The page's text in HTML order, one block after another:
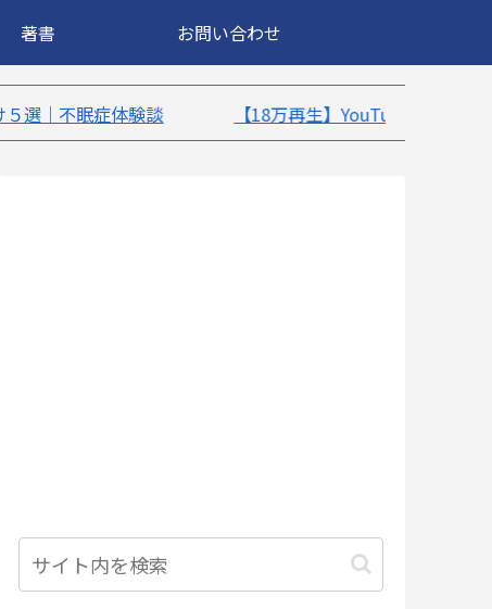
著書 お問い合わせ
【18万再生】YouTube：うつ病が治ったきっかけ5選｜